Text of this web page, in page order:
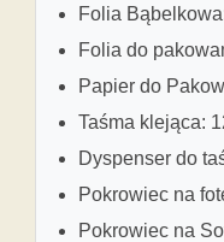
Folia
Folia do
Papier do
Taśma klejąca:
Dyspenser do
Pokrowiec na
Pokrowiec na